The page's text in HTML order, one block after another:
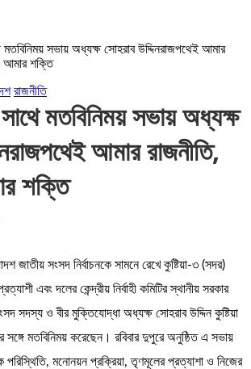
মতবিনিময় সভায় অধ্যক্ষ সোহরাব উদ্দিনরাজপথেই আমার
আমার শক্তি
রাজনীতি
সাথে মতবিনিময় সভায় অধ্যক্ষ
আমার রাজনীতি,
শক্তি
জাতীয় সংসদ নির্বাচনকে সামনে রেখে কুষ্টিয়া-৩ (সদর)
এবং দলের কেন্দ্রীয় নির্বাহী কমিটির স্থানীয় সরকার
সদস্য ও বীর মুক্তিযোদ্ধা অধ্যক্ষ সোহরাব উদ্দিন কুষ্টিয়া
সঙ্গে মতবিনিময় করেছেন। রবিবার দুপুরে অনুষ্ঠিত এ সভায়
পরিস্থিতি, মনোনয়ন প্রক্রিয়া, তৃণমূলের প্রত্যাশা ও নিজের